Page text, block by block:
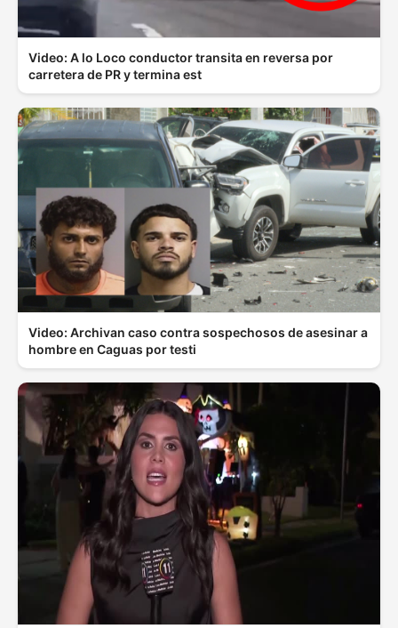
Video: A lo Loco conductor transita en reversa por
carretera de PR y termina est
Video: Archivan caso contra sospechosos de asesinar a
hombre en Caguas por testi